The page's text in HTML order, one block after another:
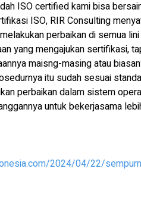
ISO certified kami bisa
ISO, RIR Consulting
perbaikan di semua
yang mengajukan sertifikasi,
maisng-masing atau
itu sudah sesuai
perbaikan dalam sistem
untuk bekerjasama
2024/04/22/